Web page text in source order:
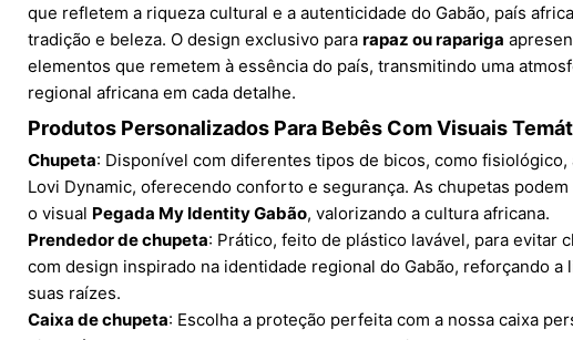
que refletem a riqueza cultural e a autenticidade do Gabão, país
tradição e beleza. O design exclusivo para rapaz ou rapariga
elementos que remetem à essência do país, transmitindo uma
regional africana em cada detalhe.
Produtos Personalizados Para Bebês Com Visuais
Chupeta: Disponível com diferentes tipos de bicos, como fisiológico,
Lovi Dynamic, oferecendo conforto e segurança. As chupetas
o visual Pegada My Identity Gabão, valorizando a cultura africana.
Prendedor de chupeta: Prático, feito de plástico lavável, para evitar
com design inspirado na identidade regional do Gabão, reforçando a
suas raízes.
Caixa de chupeta: Escolha a proteção perfeita com a nossa caixa